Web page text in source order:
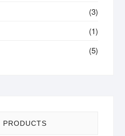
(3)
(1)
(5)
PRODUCTS